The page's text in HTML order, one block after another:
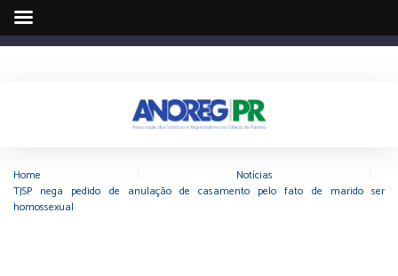
Home Notícias
TJSP nega pedido de anulação de casamento pelo fato de marido ser
homossexual